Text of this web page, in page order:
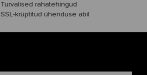
Turvalised rahatehingud
SSL-krüptitud ühenduse abil